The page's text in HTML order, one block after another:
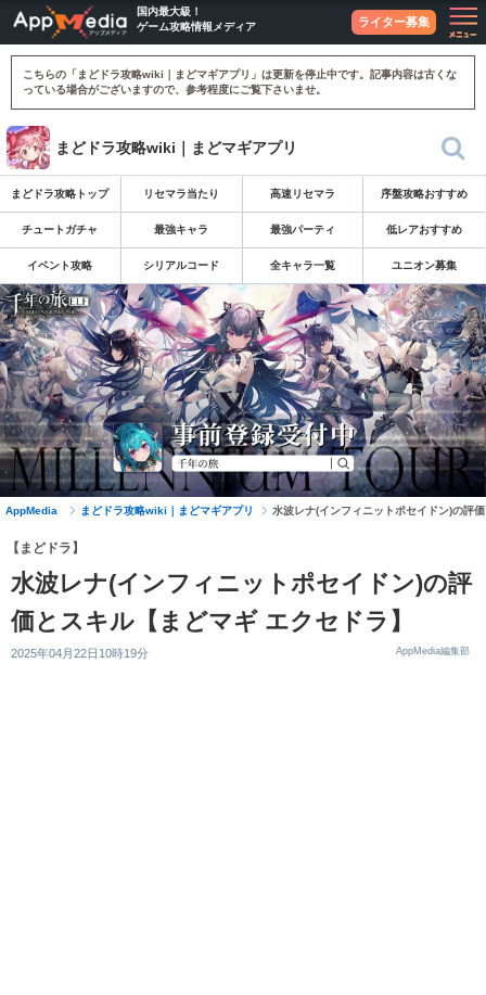
国内最大級！
ゲーム攻略情報メディア
ライター募集
こちらの「まどドラ攻略wiki｜まどマギアプリ」は更新を停止中です。記事内容は古くな
っている場合がございますので、参考程度にご覧下さいませ。
まどドラ攻略wiki｜まどマギアプリ
まどドラ攻略トップ リセマラ当たり 高速リセマラ 序盤攻略おすすめ
チュートガチャ 最強キャラ 最強パーティ 低レアおすすめ
イベント攻略 シリアルコード 全キャラ一覧 ユニオン募集
AppMedia まどドラ攻略wiki｜まどマギアプリ 水波レナ(インフィニットポセイドン)の評
【まどドラ】
水波レナ(インフィニットポセイドン)の評
価とスキル【まどマギ エクセドラ】
2025年04月22日10時19分 AppMedia編集部